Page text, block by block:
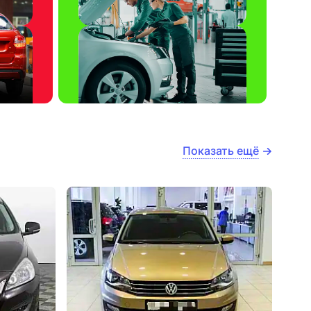
Показать ещё